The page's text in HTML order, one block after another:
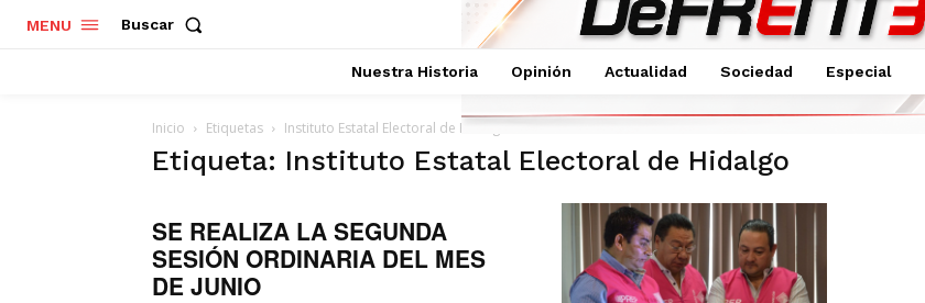
MENU Buscar
Nuestra Historia Opinión Actualidad Sociedad Especial
Inicio Etiquetas Instituto Estatal Electoral de Hidalgo
Etiqueta: Instituto Estatal Electoral de Hidalgo
SE REALIZA LA SEGUNDA
SESIÓN ORDINARIA DEL MES
DE JUNIO